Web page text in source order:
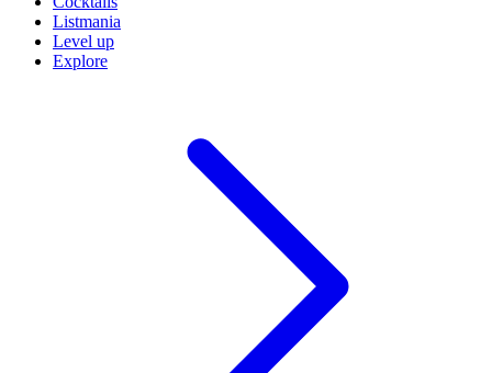
Listmania
Level up
Explore